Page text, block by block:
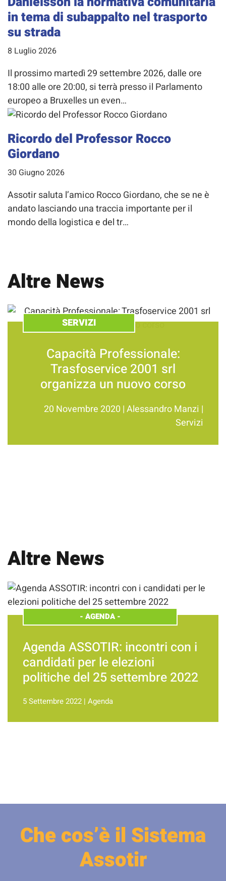
in tema di subappalto nel trasporto
su strada
8 Luglio 2026
Il prossimo martedì 29 settembre 2026, dalle ore
18:00 alle ore 20:00, si terrà presso il Parlamento
europeo a Bruxelles un even…
Ricordo del Professor Rocco
Giordano
30 Giugno 2026
Assotir saluta l’amico Rocco Giordano, che se ne è
andato lasciando una traccia importante per il
mondo della logistica e del tr…
Altre News
SERVIZI
Capacità Professionale:
Trasfoservice 2001 srl
organizza un nuovo corso
20 Novembre 2020 |Alessandro Manzi |
Servizi
Altre News
- AGENDA-
Agenda ASSOTIR: incontri con i
candidati per le elezioni
politiche del 25 settembre 2022
5 Settembre 2022 | Agenda
Che cos’è il Sistema
Assotir